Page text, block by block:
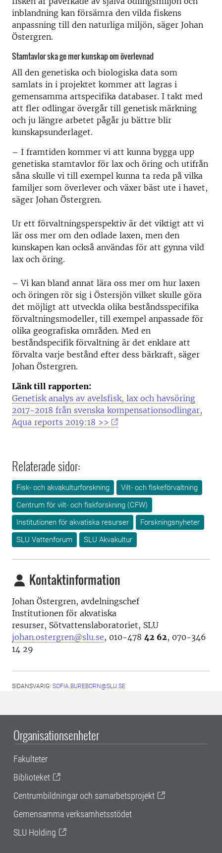
inblandning kan försämra den vilda fiskens
anpassning till den naturliga miljön, säger Johan
Östergren.
Stamtavlor ska ge mer kunskap om överlevnad
All den genetiska och biologiska data som
samlats in i projektet kommer att lagras i
gemensamma artspecifika databaser. I takt med
att fler odlingar övergår till genetisk märkning
och ju längre arbetet pågår ju bättre blir
kunskapsunderlaget.
– I framtiden kommer vi att kunna bygga upp
genetiska stamtavlor för lax och öring och utifrån
såna skulle vi till exempel kunna ta reda på vilka
familjer som överlever och växer bäst ute i havet,
säger Johan Östergren.
Ur ett förvaltningsperspektiv är det viktigt att vi
lär oss mer om den odlade laxen, men den
kunskapen kan också användas för att gynna vild
lax och öring.
– Vi kan bland annat lära oss mer om hur laxen
och öringen rör sig i Östersjön vilket skulle göra
det möjligt att utveckla olika beståndsspecifika
förvaltningsmodeller, till exempel anpassade för
olika geografiska områden. Med en
beståndspecifik förvaltning är det enklare att
förvalta varje bestånd efter dess bärkraft, säger
Johan Östergren.
Länk till rapporten:
Genetisk analys av avelsfisk, lax och havsöring
2017-2018 från svenska kompensationsodlingar,
Aqua reports 2019:18 >>
Relaterade sidor:
Fisk- och akvakulturforskning
Vilt- och fiskeförvaltning
Centrum för vilt- och fiskforskning (CFW)
Institutionen för akvatiska resurser
Forskningsnyheter
SLU Vattenforum
SLU Akvakultur
Kontaktinformation
Johan Östergren, avdelningschef
Institutionen för akvatiska
resurser, Sötvattenslaboratoriet, SLU
johan.ostergren@slu.se, 010-478 42 62, 070-346
14 29
SIDANSVARIG: SOFIA.BUREBORN@SLU.SE
Organisationsenheter
Fakulteter
Biblioteket
Centrumbildningar och samarbetsprojekt
Gemensamma verksamhetsstödet
SLU Holding